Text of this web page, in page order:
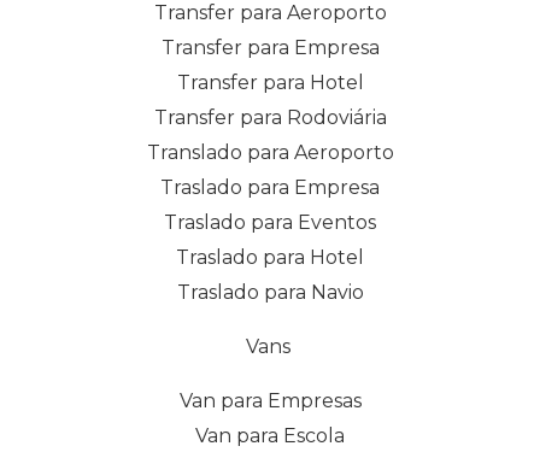
Transfer para Aeroporto
Transfer para Empresa
Transfer para Hotel
Transfer para Rodoviária
Translado para Aeroporto
Traslado para Empresa
Traslado para Eventos
Traslado para Hotel
Traslado para Navio
Vans
Van para Empresas
Van para Escola